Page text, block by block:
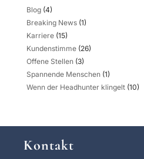
Blog(4)
Breaking News(1)
Karriere(15)
Kundenstimme(26)
Offene Stellen(3)
Spannende Menschen(1)
Wenn der Headhunter klingelt(10)
Kontakt